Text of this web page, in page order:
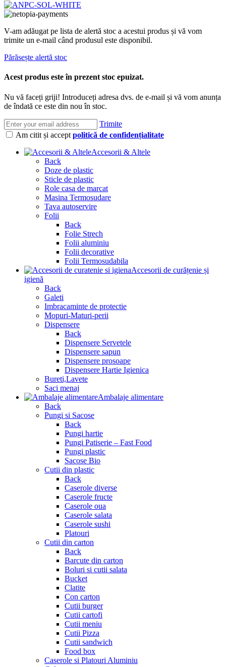
V-am adăugat pe lista de alertă stoc a acestui produs și vă vom
trimite un e-mail când produsul este disponibil.
Părăsește alertă stoc
Acest produs este în prezent stoc epuizat.
Nu vă faceți griji! Introduceți adresa dvs. de e-mail și vă vom anunța
de îndată ce este din nou în stoc.
Trimite
Am citit și accept politică de confidențialitate
Accesorii & Altele
Back
Doze de plastic
Sticle de plastic
Role casa de marcat
Masina Termosudare
Tava autoservire
Folii
Back
Folie Strech
Folii aluminiu
Folii decorative
Folii Termosudabila
Accesorii de curățenie și
igienă
Back
Galeti
Imbracaminte de protectie
Mopuri-Maturi-perii
Dispensere
Back
Dispensere Servetele
Dispensere sapun
Dispensere prosoape
Dispensere Hartie Igienica
Bureti,Lavete
Saci menaj
Ambalaje alimentare
Back
Pungi si Sacose
Back
Pungi hartie
Pungi Patiserie – Fast Food
Pungi plastic
Sacose Bio
Cutii din plastic
Back
Caserole diverse
Caserole fructe
Caserole oua
Caserole salata
Caserole sushi
Platouri
Cutii din carton
Back
Barcute din carton
Boluri si cutii salata
Bucket
Clatite
Con carton
Cutii burger
Cutii cartofi
Cutii meniu
Cutii Pizza
Cutii sandwich
Food box
Caserole si Platouri Aluminiu